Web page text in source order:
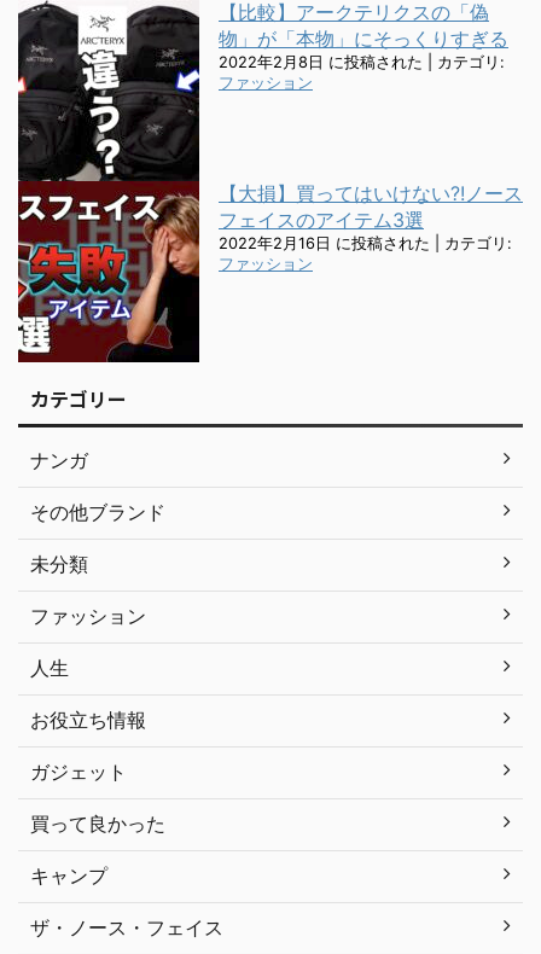
【比較】アークテリクスの「偽
物」が「本物」にそっくりすぎる
2022年2月8日 に投稿された
カテゴリ:
ファッション
【大損】買ってはいけない?!ノース
フェイスのアイテム3選
2022年2月16日 に投稿された
カテゴリ:
ファッション
カテゴリー
ナンガ
その他ブランド
未分類
ファッション
人生
お役立ち情報
ガジェット
買って良かった
キャンプ
ザ・ノース・フェイス